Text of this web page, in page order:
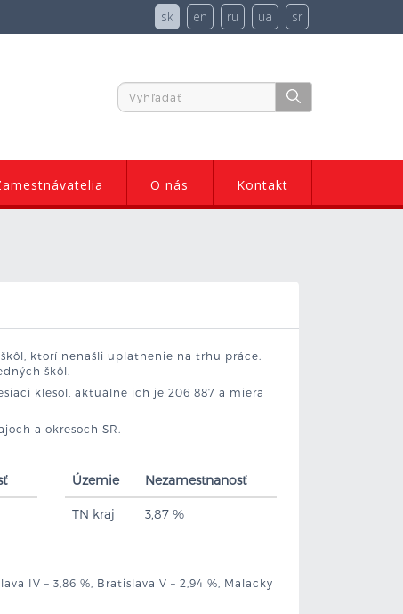
sk en ru ua sr
O nás Kontakt
ktorí nenašli uplatnenie na trhu práce.
škôl.
klesol, aktuálne ich je 206 887 a miera
a okresoch SR.
Územie Nezamestnanosť
TN kraj 3,87 %
IV – 3,86 %, Bratislava V – 2,94 %, Malacky